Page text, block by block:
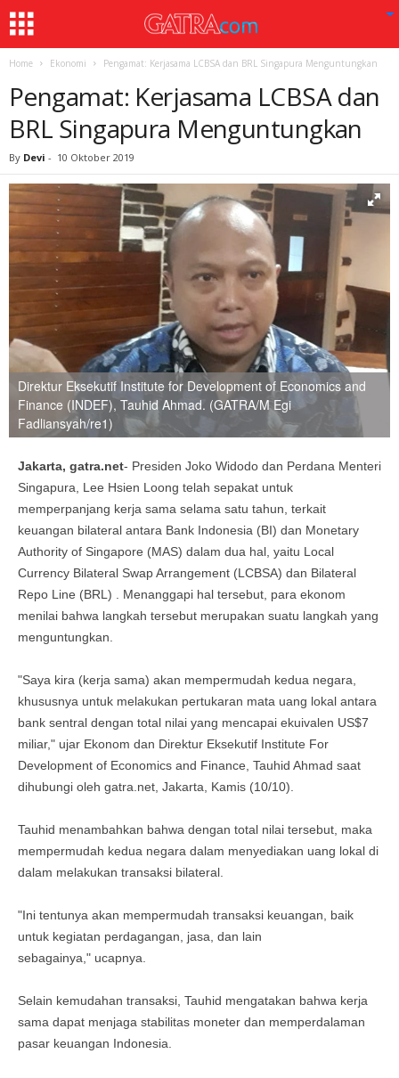
Home Ekonomi Pengamat: Kerjasama LCBSA dan BRL Singapura Menguntungkan
Pengamat: Kerjasama LCBSA dan
BRL Singapura Menguntungkan
By Devi - 10 Oktober 2019
Direktur Eksekutif Institute for Development of Economics and
Finance (INDEF), Tauhid Ahmad. (GATRA/M Egi
Fadliansyah/re1)
Jakarta, gatra.net- Presiden Joko Widodo dan Perdana Menteri
Singapura, Lee Hsien Loong telah sepakat untuk
memperpanjang kerja sama selama satu tahun, terkait
keuangan bilateral antara Bank Indonesia (BI) dan Monetary
Authority of Singapore (MAS) dalam dua hal, yaitu Local
Currency Bilateral Swap Arrangement (LCBSA) dan Bilateral
Repo Line (BRL) . Menanggapi hal tersebut, para ekonom
menilai bahwa langkah tersebut merupakan suatu langkah yang
menguntungkan.
"Saya kira (kerja sama) akan mempermudah kedua negara,
khususnya untuk melakukan pertukaran mata uang lokal antara
bank sentral dengan total nilai yang mencapai ekuivalen US$7
miliar," ujar Ekonom dan Direktur Eksekutif Institute For
Development of Economics and Finance, Tauhid Ahmad saat
dihubungi oleh gatra.net, Jakarta, Kamis (10/10).
Tauhid menambahkan bahwa dengan total nilai tersebut, maka
mempermudah kedua negara dalam menyediakan uang lokal di
dalam melakukan transaksi bilateral.
"Ini tentunya akan mempermudah transaksi keuangan, baik
untuk kegiatan perdagangan, jasa, dan lain
sebagainya," ucapnya.
Selain kemudahan transaksi, Tauhid mengatakan bahwa kerja
sama dapat menjaga stabilitas moneter dan memperdalaman
pasar keuangan Indonesia.